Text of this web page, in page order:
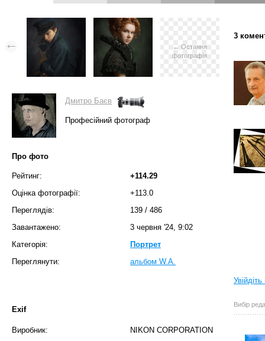
← Остання
фотографія
Дмитро Баєв
Професійний фотограф
Про фото
Рейтинг:
+114.29
Оцінка фотографії:
+113.0
Переглядів:
139 / 486
Завантажено:
3 червня '24, 9:02
Категорія:
Портрет
Переглянути:
альбом W.A.
Exif
Виробник:
NIKON CORPORATION
3
Вибір